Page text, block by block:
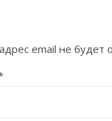
email не будет